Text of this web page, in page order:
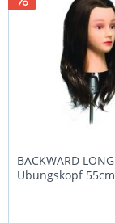
BACKWARD LONG
Übungskopf 55cm